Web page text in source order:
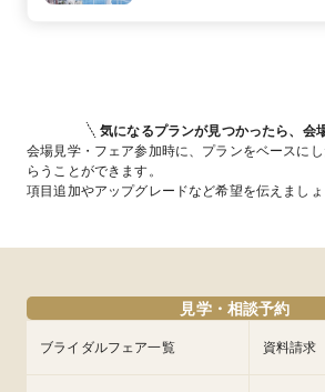
気になるプランが見つかったら、会
会場見学・フェア参加時に、プランをベースに
らうことができます。
項目追加やアップグレードなど希望を伝えましょ
見学・相談予約
ブライダルフェア一覧 資料請求